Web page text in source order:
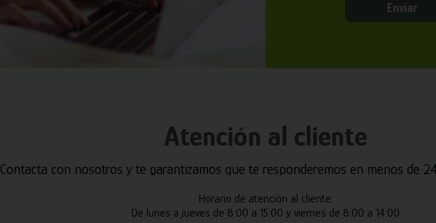
Enviar
Atención al cliente
Contacta con nosotros y te garantizamos que te responderemos en menos de
Horario de atención al cliente:
De lunes a jueves de 8:00 a 15:00 y viernes de 8:00 a 14:00